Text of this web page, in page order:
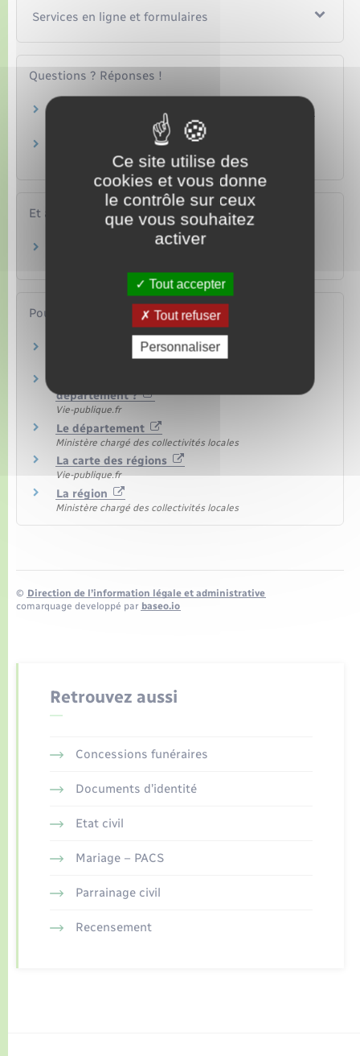
Services en ligne et formulaires
Questions ? Réponses !
Quelles sont les dates des prochaines élections
Peut-on s'inscrire sur la liste électorale d'une
mairie et voter la même année ?
Et aussi
Vote par procuration
Pour en savoir plus
Résultats des élections
Ministère chargé de l'intérieur
département ?
Vie-publique.fr
Le département
Ministère chargé des collectivités locales
La carte des régions
Vie-publique.fr
La région
Ministère chargé des collectivités locales
© Direction de l’information légale et administrative
comarquage developpé par baseo.io
Retrouvez aussi
Concessions funéraires
Documents d’identité
Etat civil
Mariage – PACS
Parrainage civil
Recensement
Ce site utilise des
cookies et vous donne
le contrôle sur ceux
que vous souhaitez
activer
Tout accepter
Tout refuser
Personnaliser